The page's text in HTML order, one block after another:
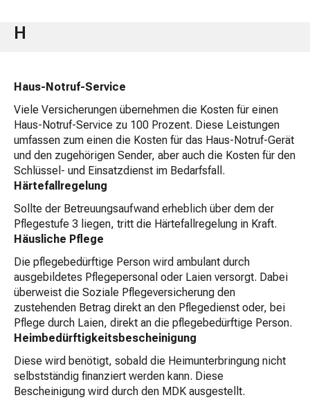
H
Haus-Notruf-Service
Viele Versicherungen übernehmen die Kosten für einen
Haus-Notruf-Service zu 100 Prozent. Diese Leistungen
umfassen zum einen die Kosten für das Haus-Notruf-Gerät
und den zugehörigen Sender, aber auch die Kosten für den
Schlüssel- und Einsatzdienst im Bedarfsfall.
Härtefallregelung
Sollte der Betreuungsaufwand erheblich über dem der
Pflegestufe 3 liegen, tritt die Härtefallregelung in Kraft.
Häusliche Pflege
Die pflegebedürftige Person wird ambulant durch
ausgebildetes Pflegepersonal oder Laien versorgt. Dabei
überweist die Soziale Pflegeversicherung den
zustehenden Betrag direkt an den Pflegedienst oder, bei
Pflege durch Laien, direkt an die pflegebedürftige Person.
Heimbedürftigkeitsbescheinigung
Diese wird benötigt, sobald die Heimunterbringung nicht
selbstständig finanziert werden kann. Diese
Bescheinigung wird durch den MDK ausgestellt.